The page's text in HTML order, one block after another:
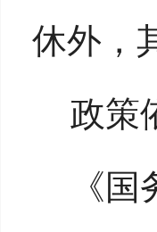
休外，
政策
《